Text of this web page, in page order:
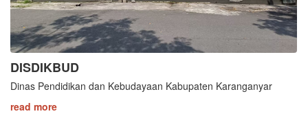
DISDIKBUD
Dinas Pendidikan dan Kebudayaan Kabupaten Karanganyar
read more